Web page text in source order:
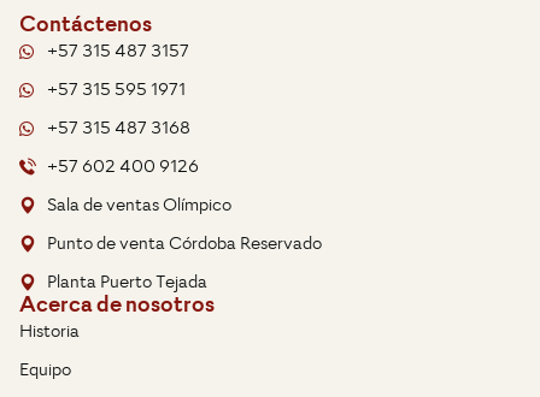
Contáctenos
+57 315 487 3157
+57 315 595 1971
+57 315 487 3168
+57 602 400 9126
Sala de ventas Olímpico
Punto de venta Córdoba Reservado
Planta Puerto Tejada
Acerca de nosotros
Historia
Equipo